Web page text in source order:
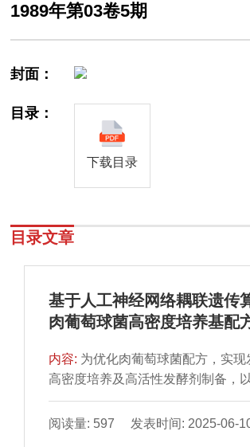
1989年第03卷5期
封面：
目录：
下载目录
目录文章
基于人工神经网络耦联遗传
肉葡萄球菌高密度培养基配
内容: 为优化肉葡萄球菌配方，实现
高密度培养及高活性发酵剂制备，
大豆肉汤培养基为基础培养基，采
验与Box-Behnken响应面试验优化
阅读量: 597 发表时间: 2025-06-